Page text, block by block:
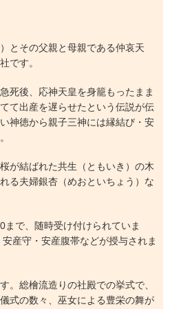
とその父親と母親である仲哀天
です。
死後、応神天皇を身籠もったまま
て出産を遅らせたという伝説が伝
神徳から親子三神には縁結び・安
が結ばれた共生（ともいき）の木
る夫婦銀杏（めおといちょう）な
で、随時受け付けられていま
産守・安産腹帯などが授与されま
総檜流造りの社殿での挙式で、
式の数々、巫女による豊栄の舞が